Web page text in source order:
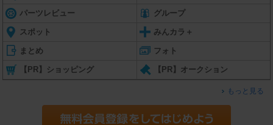
パーツレビュー グループ
スポット みんカラ＋
まとめ フォト
【PR】ショッピング 【PR】オークション
もっと見る